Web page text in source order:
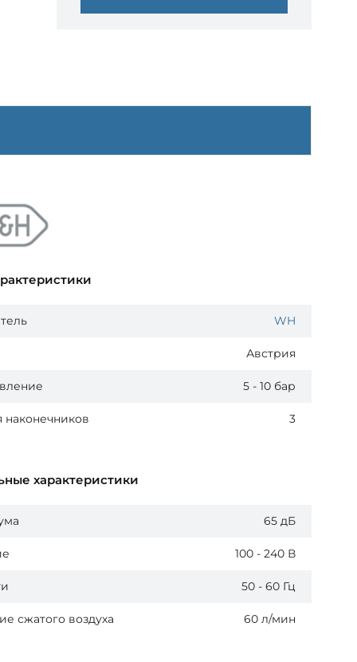
WH
Австрия
5 - 10 бар
наконечников 3
характеристики
65 дБ
100 - 240 В
50 - 60 Гц
сжатого воздуха 60 л/мин